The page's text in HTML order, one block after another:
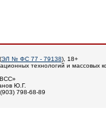
ЭЛ № ФС 77 - 79138), 18+
технологий и массовых
Ю.Г.
(903) 798-68-89